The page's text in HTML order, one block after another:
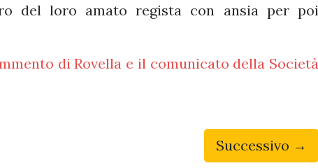
del loro amato regista con ansia per poi
di Rovella e il comunicato della Società
Successivo →